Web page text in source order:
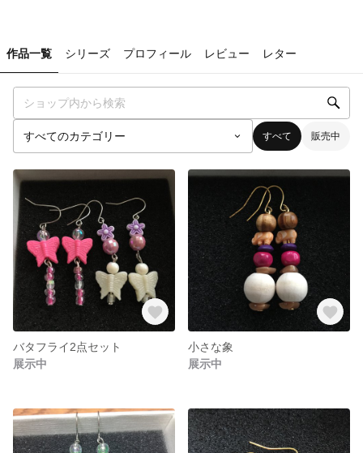
作品一覧 シリーズ プロフィール レビュー レター
すべて 販売中
バタフライ2点セット
展示中
小さな象
展示中